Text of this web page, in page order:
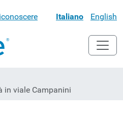
Italiano English
in viale Campanini